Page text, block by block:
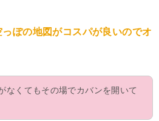
ぽの地図がコスパが良いのでオ
なくてもその場でカバンを開いて